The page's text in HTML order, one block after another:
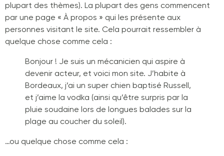
plupart des thèmes). La plupart des gens commencent
par une page « À propos » qui les présente aux
personnes visitant le site. Cela pourrait ressembler à
quelque chose comme cela :
Bonjour ! Je suis un mécanicien qui aspire à
devenir acteur, et voici mon site. J’habite à
Bordeaux, j’ai un super chien baptisé Russell,
et j’aime la vodka (ainsi qu’être surpris par la
pluie soudaine lors de longues balades sur la
plage au coucher du soleil).
…ou quelque chose comme cela :